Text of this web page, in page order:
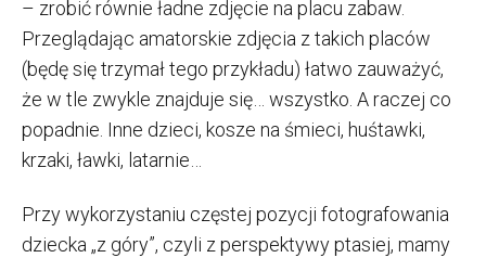
– zrobić równie ładne zdjęcie na placu zabaw.
Przeglądając amatorskie zdjęcia z takich placów
(będę się trzymał tego przykładu) łatwo zauważyć,
że w tle zwykle znajduje się… wszystko. A raczej co
popadnie. Inne dzieci, kosze na śmieci, huśtawki,
krzaki, ławki, latarnie…
Przy wykorzystaniu częstej pozycji fotografowania
dziecka „z góry”, czyli z perspektywy ptasiej, mamy